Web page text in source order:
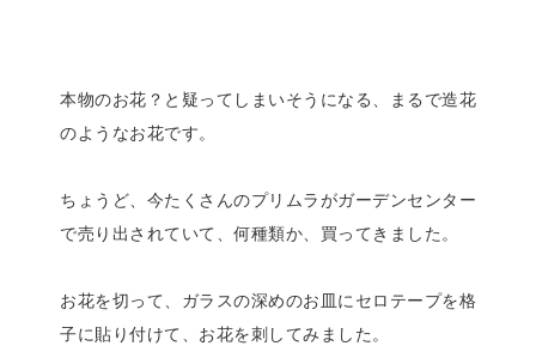
本物のお花？と疑ってしまいそうになる、まるで造花
のようなお花です。
ちょうど、今たくさんのプリムラがガーデンセンター
で売り出されていて、何種類か、買ってきました。
お花を切って、ガラスの深めのお皿にセロテープを格
子に貼り付けて、お花を刺してみました。